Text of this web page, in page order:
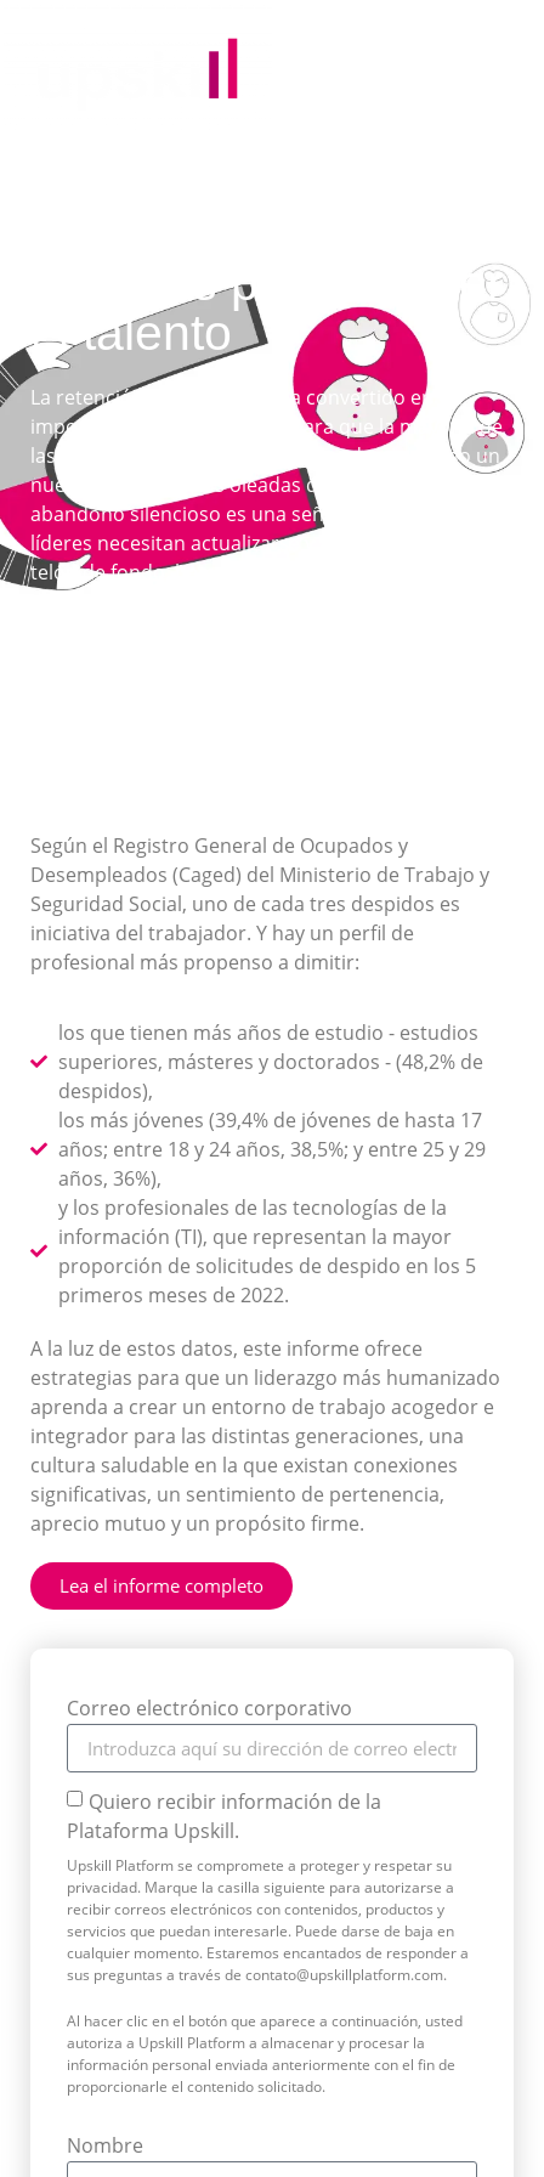
actuales para retener
el talento
La retención del talento se ha convertido en un
importante talón de Aquiles para que la mayoría de
las empresas crezcan en la pospandemia. Como un
nuevo capítulo en las oleadas de despidos, el
abandono silencioso es una señal más de que los
líderes necesitan actualizarse y adaptarse. Con este
telón de fondo, hemos identificado las principales
Según el Registro General de Ocupados y
Desempleados (Caged) del Ministerio de Trabajo y
Seguridad Social, uno de cada tres despidos es
iniciativa del trabajador. Y hay un perfil de
profesional más propenso a dimitir:
los que tienen más años de estudio - estudios
superiores, másteres y doctorados - (48,2% de
despidos),
los más jóvenes (39,4% de jóvenes de hasta 17
años; entre 18 y 24 años, 38,5%; y entre 25 y 29
años, 36%),
y los profesionales de las tecnologías de la
información (TI), que representan la mayor
proporción de solicitudes de despido en los 5
primeros meses de 2022.
A la luz de estos datos, este informe ofrece
estrategias para que un liderazgo más humanizado
aprenda a crear un entorno de trabajo acogedor e
integrador para las distintas generaciones, una
cultura saludable en la que existan conexiones
significativas, un sentimiento de pertenencia,
aprecio mutuo y un propósito firme.
Lea el informe completo
Correo electrónico corporativo
Quiero recibir información de la
Plataforma Upskill.
Upskill Platform se compromete a proteger y respetar su
privacidad. Marque la casilla siguiente para autorizarse a
recibir correos electrónicos con contenidos, productos y
servicios que puedan interesarle. Puede darse de baja en
cualquier momento. Estaremos encantados de responder a
sus preguntas a través de contato@upskillplatform.com.
Al hacer clic en el botón que aparece a continuación, usted
autoriza a Upskill Platform a almacenar y procesar la
información personal enviada anteriormente con el fin de
proporcionarle el contenido solicitado.
Nombre